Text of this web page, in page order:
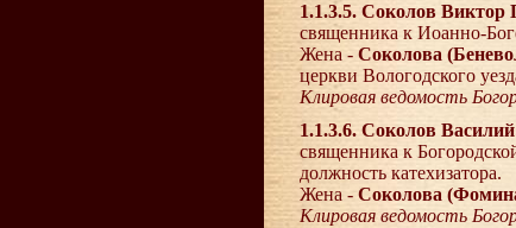
1.1.3.5. Соколов Виктор
священника к Иоанно-
Жена - Соколова
церкви Вологодского
Клировая ведомость
1.1.3.6. Соколов
священника к
должность катехизатора.
Жена - Соколова
Клировая ведомость